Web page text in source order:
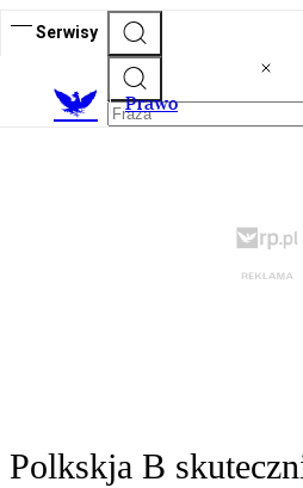
Serwisy
Prawo
Polkskja B